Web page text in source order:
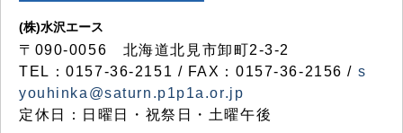
(株)水沢エース
〒090-0056 北海道北見市卸町2-3-2
TEL：0157-36-2151 / FAX：0157-36-2156 / s
youhinka@saturn.p1p1a.or.jp
定休日：日曜日・祝祭日・土曜午後